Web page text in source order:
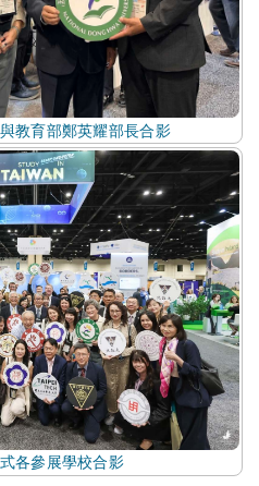
教育部鄭英耀部長合影
各參展學校合影